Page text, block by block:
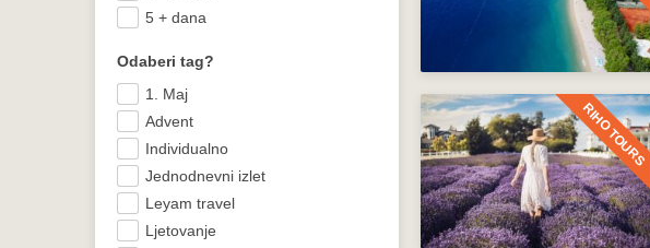
5 + dana
Odaberi tag?
1. Maj
Advent
Individualno
Jednodnevni izlet
Leyam travel
Ljetovanje
RIHO TOURS